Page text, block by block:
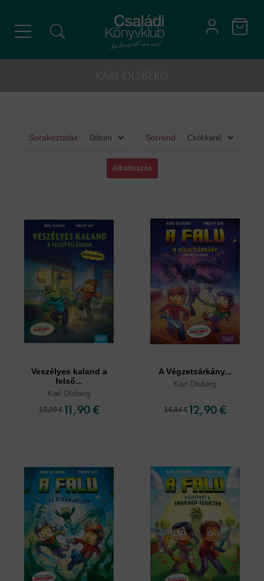
Sorakoztatás Sorrend
Veszélyes kaland a
felső...
Karl Olsberg
13,09 € 11,90 €
A Végzetsárkány...
Karl Olsberg
14,84 €12,90 €